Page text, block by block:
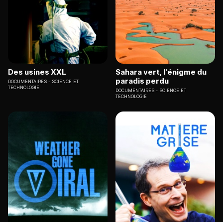
Des usines XXL
DOCUMENTAIRES
SCIENCE ET
TECHNOLOGIE
Sahara vert, l'énigme du
paradis perdu
DOCUMENTAIRES
SCIENCE ET
TECHNOLOGIE